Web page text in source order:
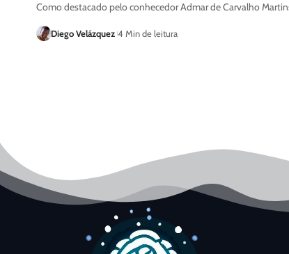
Como destacado pelo conhecedor Admar de Carvalho
Diego Velázquez 4 Min de leitura